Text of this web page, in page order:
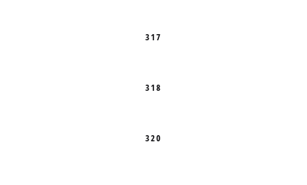
317
318
320